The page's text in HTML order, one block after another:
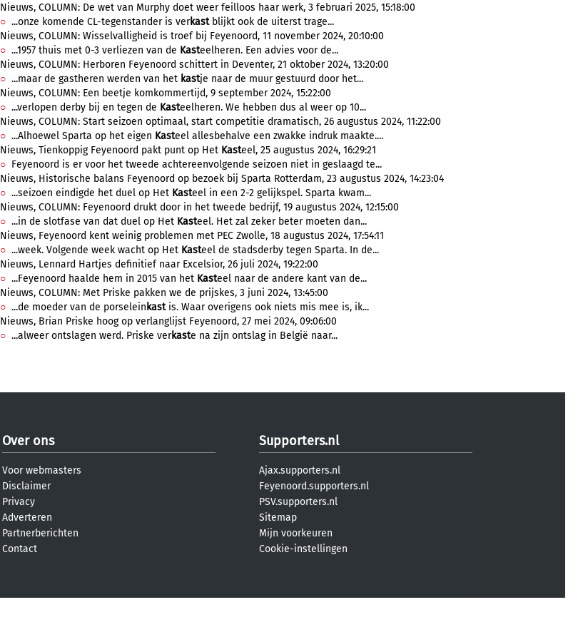
Nieuws, COLUMN: De wet van Murphy doet weer feilloos haar werk, 3 februari 2025, 15:18:00
...onze komende CL-tegenstander is verkastblijkt ook de uiterst trage...
Nieuws, COLUMN: Wisselvalligheid is troef bij Feyenoord, 11 november 2024, 20:10:00
...1957 thuis met 0-3 verliezen van de Kasteelheren. Een advies voor de...
Nieuws, COLUMN: Herboren Feyenoord schittert in Deventer, 21 oktober 2024, 13:20:00
...maar de gastheren werden van het kastje naar de muur gestuurd door het...
Nieuws, COLUMN: Een beetje komkommertijd, 9 september 2024, 15:22:00
...verlopen derby bij en tegen de Kasteelheren. We hebben dus al weer op 10...
Nieuws, COLUMN: Start seizoen optimaal, start competitie dramatisch, 26 augustus 2024, 11:22:00
...Alhoewel Sparta op het eigen Kasteel allesbehalve een zwakke indruk maakte....
Nieuws, Tienkoppig Feyenoord pakt punt op Het Kasteel, 25 augustus 2024, 16:29:21
Feyenoord is er voor het tweede achtereenvolgende seizoen niet in geslaagd te...
Nieuws, Historische balans Feyenoord op bezoek bij Sparta Rotterdam, 23 augustus 2024, 14:23:04
...seizoen eindigde het duel op Het Kasteel in een 2-2 gelijkspel. Sparta kwam...
Nieuws, COLUMN: Feyenoord drukt door in het tweede bedrijf, 19 augustus 2024, 12:15:00
...in de slotfase van dat duel op Het Kasteel. Het zal zeker beter moeten dan...
Nieuws, Feyenoord kent weinig problemen met PEC Zwolle, 18 augustus 2024, 17:54:11
...week. Volgende week wacht op Het Kasteel de stadsderby tegen Sparta. In de...
Nieuws, Lennard Hartjes definitief naar Excelsior, 26 juli 2024, 19:22:00
...Feyenoord haalde hem in 2015 van het Kasteel naar de andere kant van de...
Nieuws, COLUMN: Met Priske pakken we de prijskes, 3 juni 2024, 13:45:00
...de moeder van de porselein kastis. Waar overigens ook niets mis mee is, ik...
Nieuws, Brian Priske hoog op verlanglijst Feyenoord, 27 mei 2024, 09:06:00
...alweer ontslagen werd. Priske verkaste na zijn ontslag in België naar...
Over ons
Voor webmasters
Disclaimer
Privacy
Adverteren
Partnerberichten
Contact
Supporters.nl
Ajax.supporters.nl
Feyenoord.supporters.nl
PSV.supporters.nl
Sitemap
Mijn voorkeuren
Cookie-instellingen